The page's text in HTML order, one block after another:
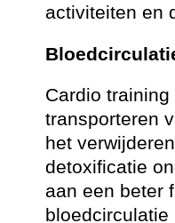
activiteiten en
Cardio
transporteren
het
detoxificatie
aan een beter